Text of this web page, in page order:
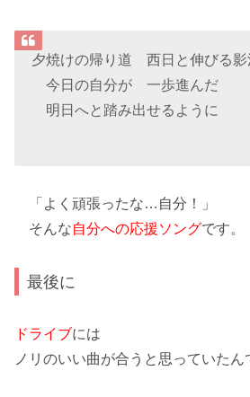
夕焼けの帰り道 西日と伸びる影
今日の自分が 一歩進んだ
明日へと踏み出せるように
「よく頑張ったな…自分！」
そんな自分への応援ソングです。
最後に
ドライブには
ノリのいい曲が合うと思っていた